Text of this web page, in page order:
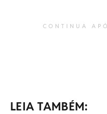
CONTINUA
LEIA TAMBÉM: